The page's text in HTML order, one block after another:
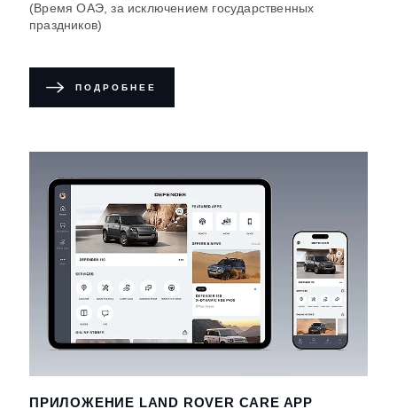
(Время ОАЭ, за исключением государственных
праздников)
ПОДРОБНЕЕ
ПРИЛОЖЕНИЕ LAND ROVER CARE APP